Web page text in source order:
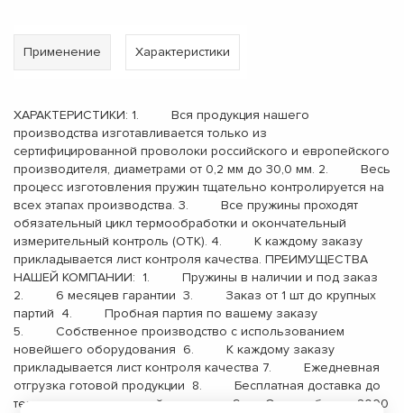
Применение Характеристики
ХАРАКТЕРИСТИКИ: 1. Вся продукция нашего
производства изготавливается только из
сертифицированной проволоки российского и европейского
производителя, диаметрами от 0,2 мм до 30,0 мм. 2. Весь
процесс изготовления пружин тщательно контролируется на
всех этапах производства. 3. Все пружины проходят
обязательный цикл термообработки и окончательный
измерительный контроль (ОТК). 4. К каждому заказу
прикладывается лист контроля качества. ПРЕИМУЩЕСТВА
НАШЕЙ КОМПАНИИ: 1. Пружины в наличии и под заказ
2. 6 месяцев гарантии 3. Заказ от 1 шт до крупных
партий 4. Пробная партия по вашему заказу
5. Собственное производство с использованием
новейшего оборудования 6. К каждому заказу
прикладывается лист контроля качества 7. Ежедневная
отгрузка готовой продукции 8. Бесплатная доставка до
терминала транспортной компании 9. Опыт работы с 2000